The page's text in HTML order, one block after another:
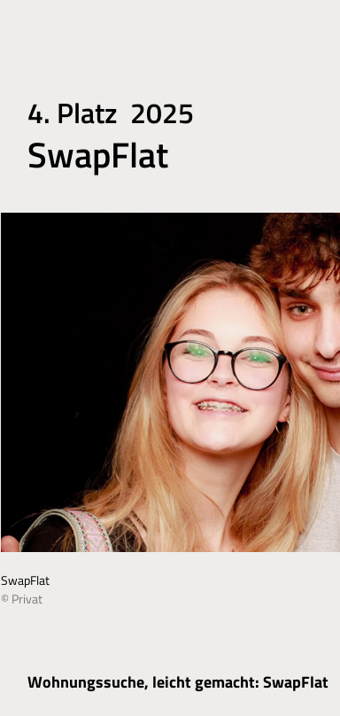
4. Platz 2025
SwapFlat
SwapFlat
© Privat
Wohnungssuche, leicht gemacht: SwapFlat